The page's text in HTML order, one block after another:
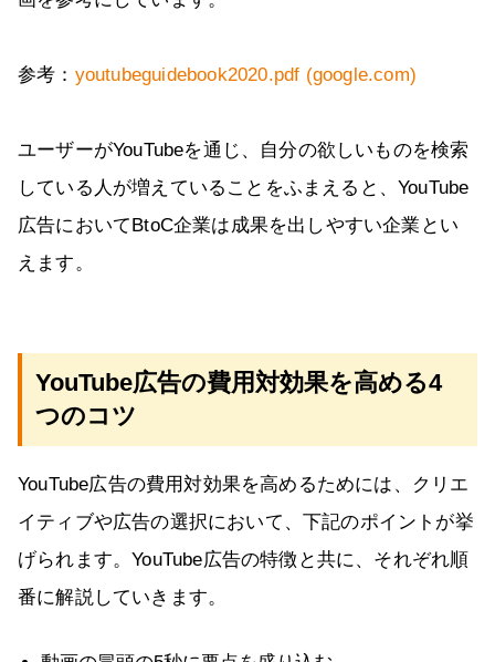
参考： youtubeguidebook2020.pdf (google.com)
ユーザーがYouTubeを通じ、自分の欲しいものを検索
している人が増えていることをふまえると、YouTube
広告においてBtoC企業は成果を出しやすい企業とい
えます。
YouTube広告の費用対効果を高める4
つのコツ
YouTube広告の費用対効果を高めるためには、クリエ
イティブや広告の選択において、下記のポイントが挙
げられます。YouTube広告の特徴と共に、それぞれ順
番に解説していきます。